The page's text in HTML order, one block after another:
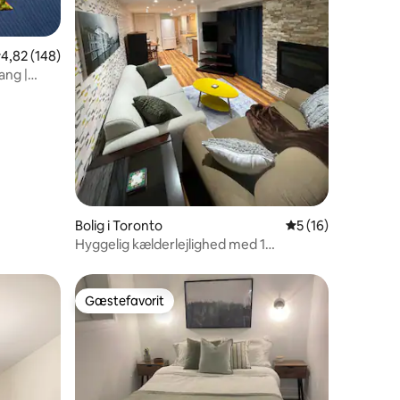
omtaler
ud af 5 i gennemsnitlig bedømmelse, 148 omtaler
4,82 (148)
|
Bolig i Toronto 5 ud af 5 i
5 (16)
Hyggelig kælderlejlighed med 1
Gæstefavorit
Gæstefavorit